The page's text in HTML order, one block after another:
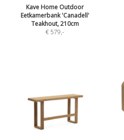
Kave Home Outdoor
Eetkamerbank 'Canadell'
Teakhout, 210cm
€ 579,-